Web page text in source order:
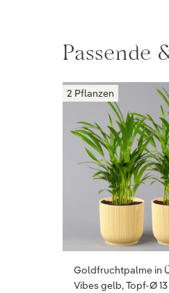
Passende
2 Pflanzen
Goldfruchtpalme in
Vibes gelb, Topf-Ø